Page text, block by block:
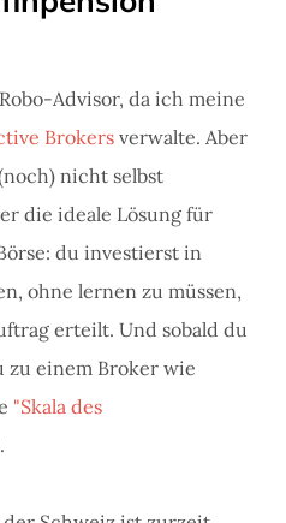
Advisor, da ich meine
Brokers verwalte. Aber
nicht selbst
die ideale Lösung für
du investierst in
ohne lernen zu müssen,
erteilt. Und sobald du
zu einem Broker wie
"Skala des